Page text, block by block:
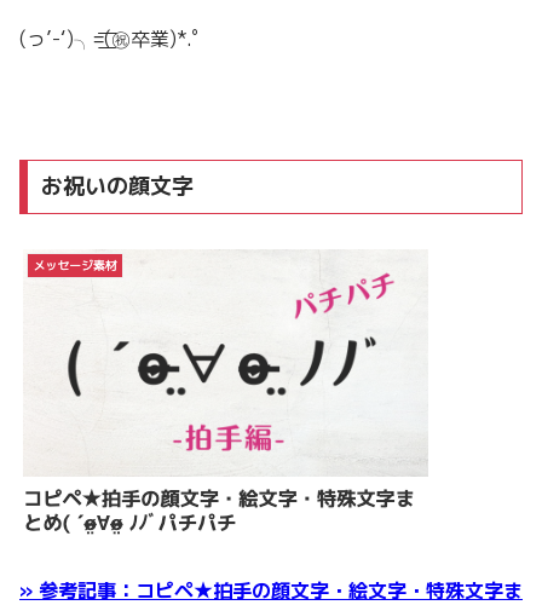
(っ’-‘)╮=͟͟͞͞(㊗️卒業)*.ﾟ
お祝いの顔文字
» 参考記事：コピペ★拍手の顔文字・絵文字・特殊文字ま